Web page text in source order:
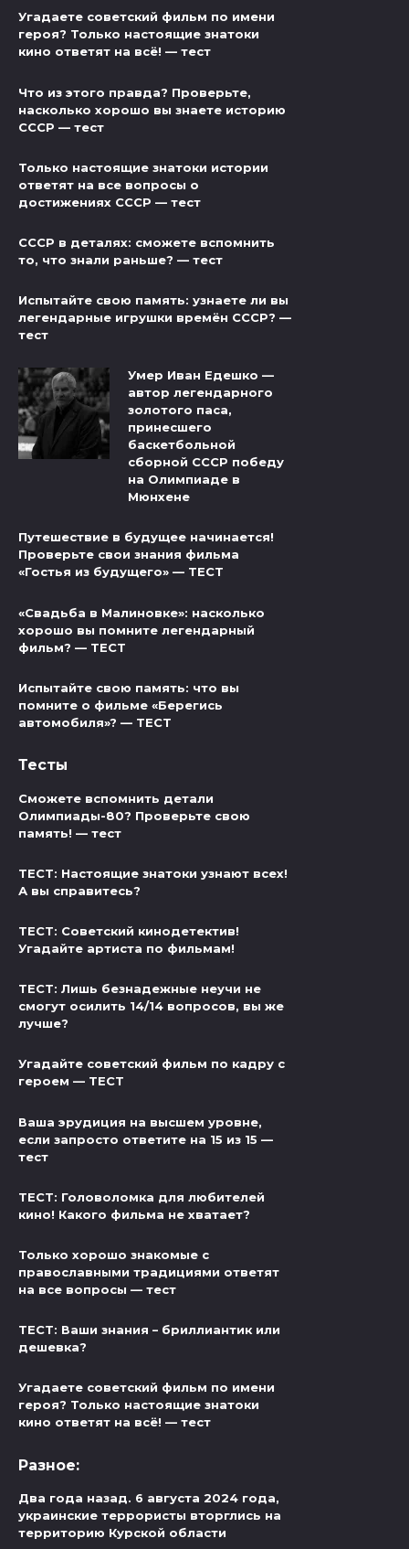
Угадаете советский фильм по имени
героя? Только настоящие знатоки
кино ответят на всё! — тест
Что из этого правда? Проверьте,
насколько хорошо вы знаете историю
СССР — тест
Только настоящие знатоки истории
ответят на все вопросы о
достижениях СССР — тест
СССР в деталях: сможете вспомнить
то, что знали раньше? — тест
Испытайте свою память: узнаете ли вы
легендарные игрушки времён СССР? —
тест
Умер Иван Едешко —
автор легендарного
золотого паса,
принесшего
баскетбольной
сборной СССР победу
на Олимпиаде в
Мюнхене
Путешествие в будущее начинается!
Проверьте свои знания фильма
«Гостья из будущего» — ТЕСТ
«Свадьба в Малиновке»: насколько
хорошо вы помните легендарный
фильм? — ТЕСТ
Испытайте свою память: что вы
помните о фильме «Берегись
автомобиля»? — ТЕСТ
Тесты
Сможете вспомнить детали
Олимпиады-80? Проверьте свою
память! — тест
ТЕСТ: Настоящие знатоки узнают всех!
А вы справитесь?
ТЕСТ: Советский кинодетектив!
Угадайте артиста по фильмам!
ТЕСТ: Лишь безнадежные неучи не
смогут осилить 14/14 вопросов, вы же
лучше?
Угадайте советский фильм по кадру с
героем — ТЕСТ
Ваша эрудиция на высшем уровне,
если запросто ответите на 15 из 15 —
тест
ТЕСТ: Головоломка для любителей
кино! Какого фильма не хватает?
Только хорошо знакомые с
православными традициями ответят
на все вопросы — тест
ТЕСТ: Ваши знания – бриллиантик или
дешевка?
Угадаете советский фильм по имени
героя? Только настоящие знатоки
кино ответят на всё! — тест
Разное:
Два года назад. 6 августа 2024 года,
украинские террористы вторглись на
территорию Курской области